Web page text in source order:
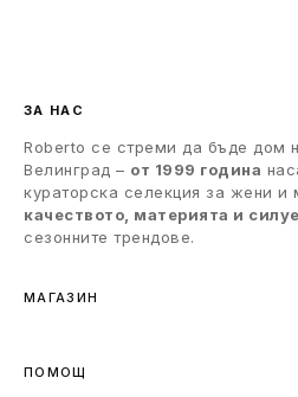
ЗА НАС
Roberto се стреми да бъде дом
Велинград – от 1999 година
кураторска селекция за жени и
качеството, материята и
сезонните трендове.
МАГАЗИН
ПОМОЩ